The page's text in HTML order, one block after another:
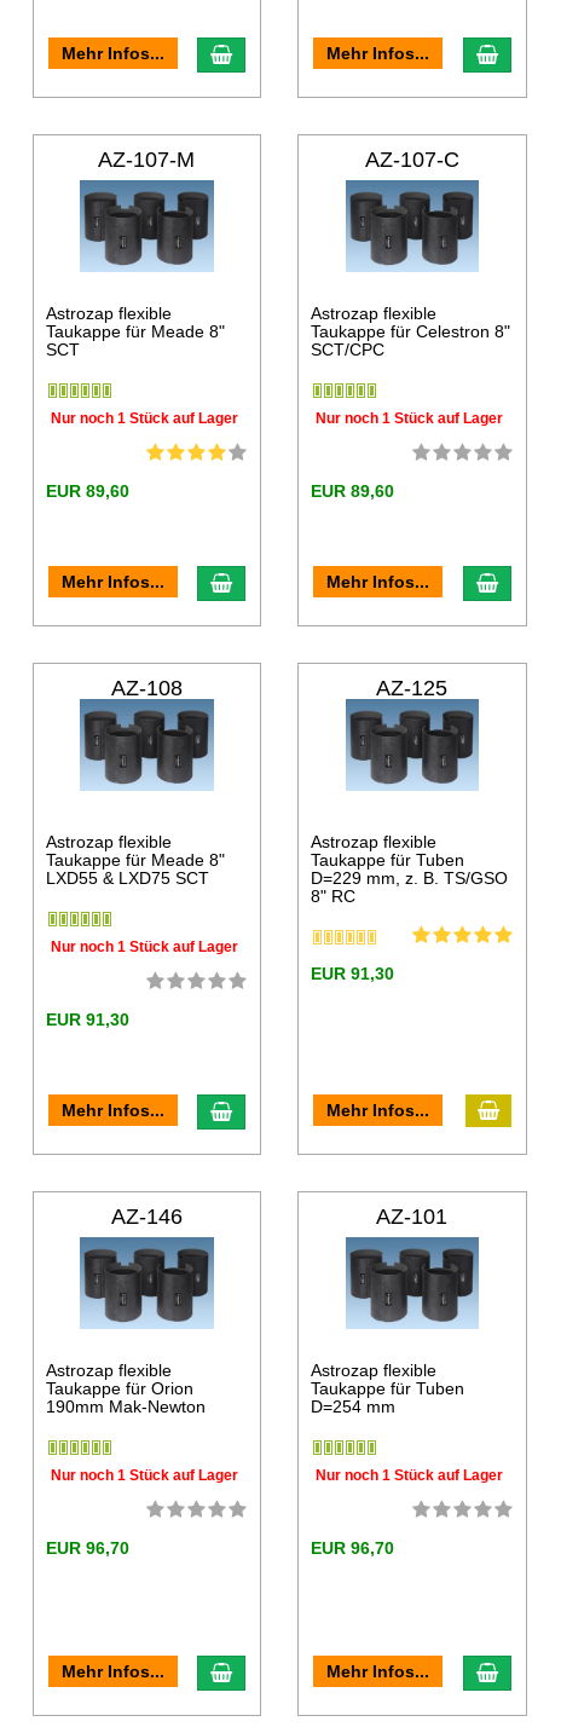
Mehr Infos... Mehr Infos...
AZ-107-M
Astrozap flexible
Taukappe für Meade 8"
SCT
Nur noch 1 Stück auf Lager
EUR 89,60
Mehr Infos...
AZ-107-C
Astrozap flexible
Taukappe für Celestron 8"
SCT/CPC
Nur noch 1 Stück auf Lager
EUR 89,60
Mehr Infos...
AZ-108
Astrozap flexible
Taukappe für Meade 8"
LXD55 & LXD75 SCT
Nur noch 1 Stück auf Lager
EUR 91,30
Mehr Infos...
AZ-125
Astrozap flexible
Taukappe für Tuben
D=229 mm, z. B. TS/GSO
8" RC
EUR 91,30
Mehr Infos...
AZ-146
Astrozap flexible
Taukappe für Orion
190mm Mak-Newton
Nur noch 1 Stück auf Lager
EUR 96,70
Mehr Infos...
AZ-101
Astrozap flexible
Taukappe für Tuben
D=254 mm
Nur noch 1 Stück auf Lager
EUR 96,70
Mehr Infos...